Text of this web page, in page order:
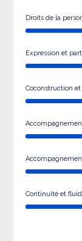
Droits de la
Expression et
Coconstruction
Continuité et